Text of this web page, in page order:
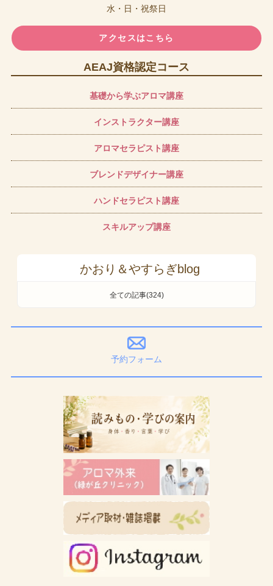
水・日・祝祭日
アクセスはこちら
AEAJ資格認定コース
基礎から学ぶアロマ講座
インストラクター講座
アロマセラピスト講座
ブレンドデザイナー講座
ハンドセラピスト講座
スキルアップ講座
かおり＆やすらぎblog
全ての記事(324)
予約フォーム